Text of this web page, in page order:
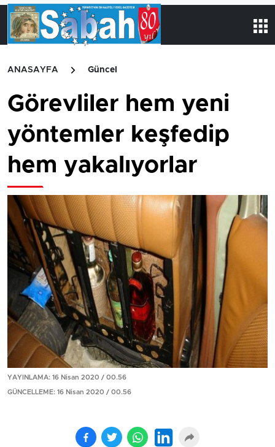
ANASAYFA Güncel
Görevliler hem yeni
yöntemler keşfedip
hem yakalıyorlar
YAYINLAMA: 16 Nisan 2020 / 00.56
GÜNCELLEME: 16 Nisan 2020 / 00.56